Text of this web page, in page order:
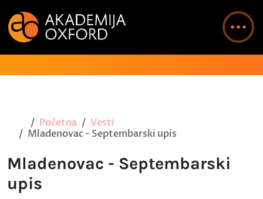
Početna
Vesti
Mladenovac - Septembarski upis
Mladenovac - Septembarski
upis